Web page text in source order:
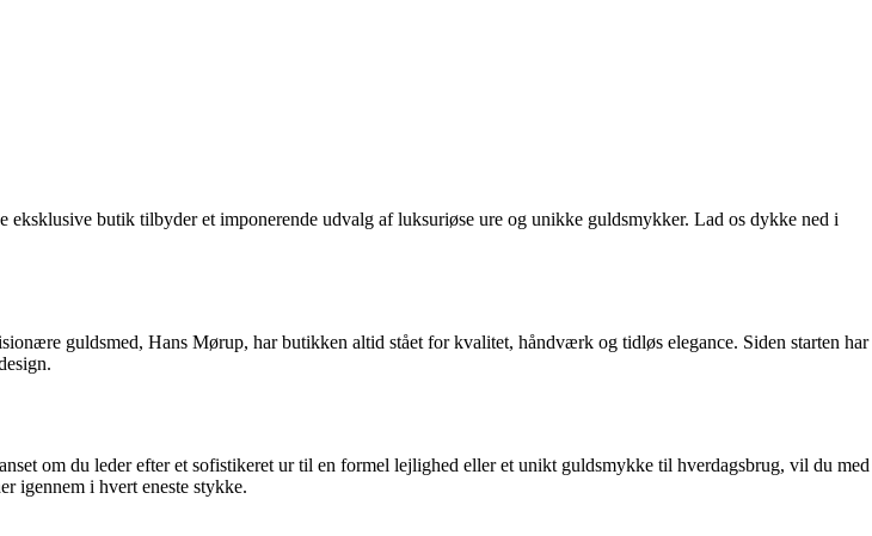
butik tilbyder et imponerende udvalg af luksuriøse ure og unikke guldsmykker. Lad os dykke ned i
guldsmed, Hans Mørup, har butikken altid stået for kvalitet, håndværk og tidløs elegance. Siden starten har
om du leder efter et sofistikeret ur til en formel lejlighed eller et unikt guldsmykke til hverdagsbrug, vil du med
igennem i hvert eneste stykke.